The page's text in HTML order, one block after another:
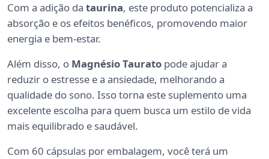
Com a adição da taurina, este produto potencializa a
absorção e os efeitos benéficos, promovendo maior
energia e bem-estar.
Além disso, o Magnésio Taurato pode ajudar a
reduzir o estresse e a ansiedade, melhorando a
qualidade do sono. Isso torna este suplemento uma
excelente escolha para quem busca um estilo de vida
mais equilibrado e saudável.
Com 60 cápsulas por embalagem, você terá um